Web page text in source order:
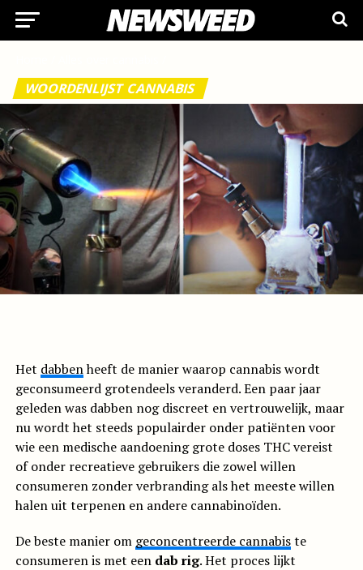
WOORDENLIJST CANNABIS
Wat is een dab rig en hoe werkt het?
Het dabbenheeft de manier waarop cannabis wordt
geconsumeerd grotendeels veranderd. Een paar jaar
geleden was dabben nog discreet en vertrouwelijk, maar
nu wordt het steeds populairder onder patiënten voor
wie een medische aandoening grote doses THC vereist
of onder recreatieve gebruikers die zowel willen
consumeren zonder verbranding als het meeste willen
halen uit terpenen en andere cannabinoïden.
De beste manier om geconcentreerde cannabiste
consumeren is met een dab rig. Het proces lijkt